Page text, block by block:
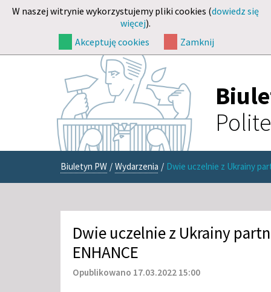
W naszej witrynie wykorzystujemy pliki cookies (dowiedz się
więcej).
Akceptuję cookies
Zamknij
Biuletyn PW / Wydarzenia / Dwie uczelnie z Ukrainy
Dwie uczelnie z Ukrainy
ENHANCE
Opublikowano 17.03.2022 15:00